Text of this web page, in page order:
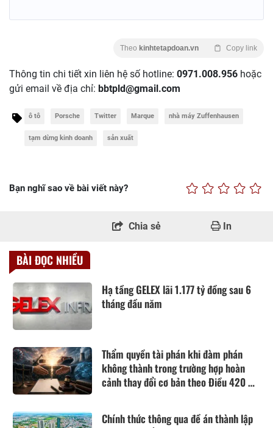
Theo kinhtetapdoan.vn Copy link
Thông tin chi tiết xin liên hệ số hotline: 0971.008.956 hoặc
gửi email về địa chỉ: bbtpld@gmail.com
ô tô Porsche Twitter Marque nhà máy Zuffenhausen
tạm dừng kinh doanh sản xuất
Bạn nghĩ sao về bài viết này?
Chia sẻ In
BÀI ĐỌC NHIỀU
Hạ tầng GELEX lãi 1.177 tỷ đồng sau 6
tháng đầu năm
Thẩm quyền tài phán khi đàm phán
không thành trong trường hợp hoàn
cảnh thay đổi cơ bản theo Điều 420 Bộ
Chính thức thông qua đề án thành lập